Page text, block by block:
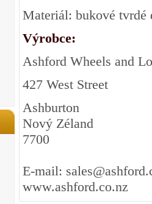
Materiál: bukové tvrdé
Výrobce:
Ashford Wheels and
427 West Street
Ashburton
Nový Zéland
7700
E-mail:
www.ashford.co.nz